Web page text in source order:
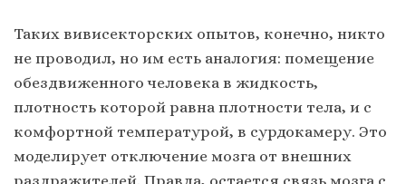
Таких вивисекторских опытов, конечно, никто
не проводил, но им есть аналогия: помещение
обездвиженного человека в жидкость,
плотность которой равна плотности тела, и с
комфортной температурой, в сурдокамеру. Это
моделирует отключение мозга от внешних